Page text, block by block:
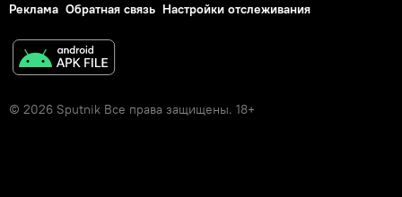
Реклама Обратная связь Настройки отслеживания
© 2026 Sputnik Все права защищены. 18+